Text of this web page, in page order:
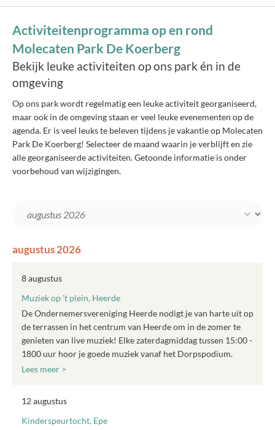
Activiteitenprogramma op en rond
Molecaten Park De Koerberg
Bekijk leuke activiteiten op ons park én in de
omgeving
Op ons park wordt regelmatig een leuke activiteit georganiseerd,
maar ook in de omgeving staan er veel leuke evenementen op de
agenda. Er is veel leuks te beleven tijdens je vakantie op Molecaten
Park De Koerberg! Selecteer de maand waarin je verblijft en zie
alle georganiseerde activiteiten. Getoonde informatie is onder
voorbehoud van wijzigingen.
augustus 2026
8 augustus
Muziek op 't plein, Heerde
De Ondernemersvereniging Heerde nodigt je van harte uit op
de terrassen in het centrum van Heerde om in de zomer te
genieten van live muziek! Elke zaterdagmiddag tussen 15:00 -
1800 uur hoor je goede muziek vanaf het Dorpspodium.
Lees meer >
12 augustus
Kinderspeurtocht, Epe